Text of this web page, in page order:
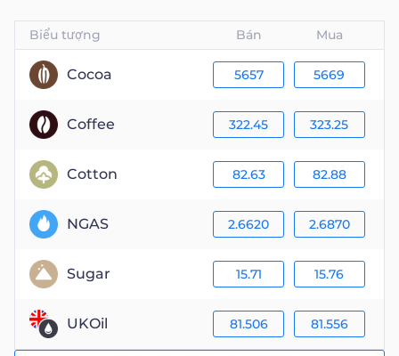
Biểu tượng Bán Mua
Cocoa 5657 5669
Coffee 322.45 323.25
Cotton 82.63 82.88
NGAS 2.6620 2.6870
Sugar 15.71 15.76
UKOil 81.506 81.556